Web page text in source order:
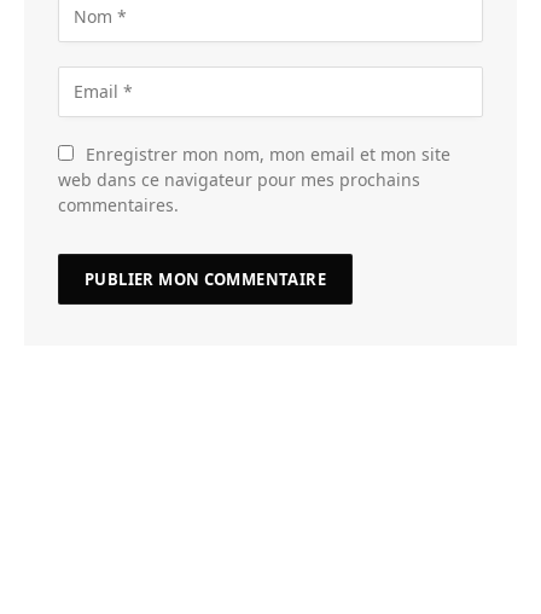
Enregistrer mon nom, mon email et mon site
web dans ce navigateur pour mes prochains
commentaires.